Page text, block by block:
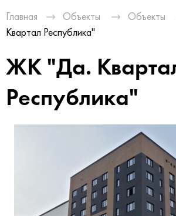
Главная Объекты Объекты
Квартал Республика"
ЖК "Да.
Республика"